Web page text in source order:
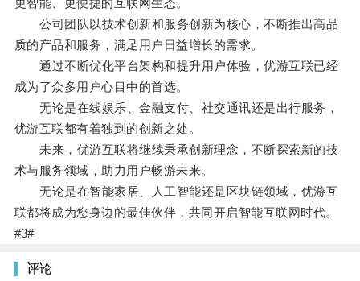
更智能、更便捷的互联网生态。
公司团队以技术创新和服务创新为核心，不断推出高品
质的产品和服务，满足用户日益增长的需求。
通过不断优化平台架构和提升用户体验，优游互联已经
成为了众多用户心目中的首选。
无论是在线娱乐、金融支付、社交通讯还是出行服务，
优游互联都有着独到的创新之处。
未来，优游互联将继续秉承创新理念，不断探索新的技
术与服务领域，助力用户畅游未来。
无论是在智能家居、人工智能还是区块链领域，优游互
联都将成为您身边的最佳伙伴，共同开启智能互联网时代。
#3#
评论